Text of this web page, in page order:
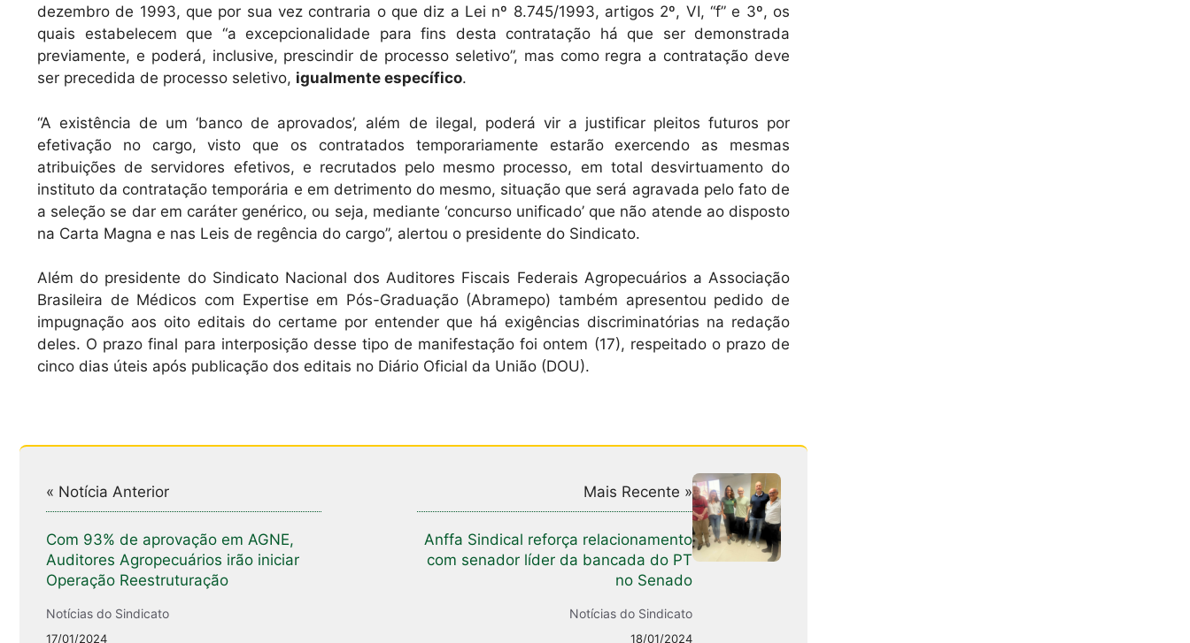
dezembro de 1993, que por sua vez contraria o que diz a Lei nº 8.745/1993, artigos 2º, VI, “f” e 3º, os
quais estabelecem que “a excepcionalidade para fins desta contratação há que ser demonstrada
previamente, e poderá, inclusive, prescindir de processo seletivo”, mas como regra a contratação deve
ser precedida de processo seletivo, igualmente específico.
“A existência de um ‘banco de aprovados’, além de ilegal, poderá vir a justificar pleitos futuros por
efetivação no cargo, visto que os contratados temporariamente estarão exercendo as mesmas
atribuições de servidores efetivos, e recrutados pelo mesmo processo, em total desvirtuamento do
instituto da contratação temporária e em detrimento do mesmo, situação que será agravada pelo fato de
a seleção se dar em caráter genérico, ou seja, mediante ‘concurso unificado’ que não atende ao disposto
na Carta Magna e nas Leis de regência do cargo”, alertou o presidente do Sindicato.
Além do presidente do Sindicato Nacional dos Auditores Fiscais Federais Agropecuários a Associação
Brasileira de Médicos com Expertise em Pós-Graduação (Abramepo) também apresentou pedido de
impugnação aos oito editais do certame por entender que há exigências discriminatórias na redação
deles. O prazo final para interposição desse tipo de manifestação foi ontem (17), respeitado o prazo de
cinco dias úteis após publicação dos editais no Diário Oficial da União (DOU).
« Notícia Anterior
Com 93% de aprovação em AGNE,
Auditores Agropecuários irão iniciar
Operação Reestruturação
Notícias do Sindicato
17/01/2024
Mais Recente »
Anffa Sindical reforça relacionamento
com senador líder da bancada do PT
no Senado
Notícias do Sindicato
18/01/2024